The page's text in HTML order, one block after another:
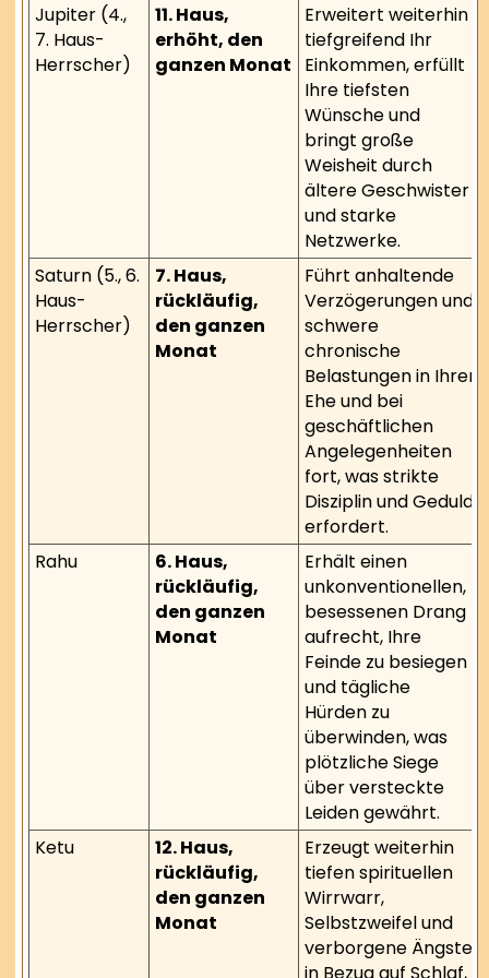
Jupiter (4.,
7. Haus-
Herrscher)
11. Haus,
erhöht, den
ganzen Monat
Erweitert weiterhin
tiefgreifend Ihr
Einkommen, erfüllt
Ihre tiefsten
Wünsche und
bringt große
Weisheit durch
ältere Geschwister
und starke
Netzwerke.
Saturn (5., 6.
Haus-
Herrscher)
7. Haus,
rückläufig,
den ganzen
Monat
Führt anhaltende
Verzögerungen und
schwere
chronische
Belastungen in Ihrer
Ehe und bei
geschäftlichen
Angelegenheiten
fort, was strikte
Disziplin und Geduld
erfordert.
Rahu
6. Haus,
rückläufig,
den ganzen
Monat
Erhält einen
unkonventionellen,
besessenen Drang
aufrecht, Ihre
Feinde zu besiegen
und tägliche
Hürden zu
überwinden, was
plötzliche Siege
über versteckte
Leiden gewährt.
Ketu
12. Haus,
rückläufig,
den ganzen
Monat
Erzeugt weiterhin
tiefen spirituellen
Wirrwarr,
Selbstzweifel und
verborgene Ängste
in Bezug auf Schlaf,